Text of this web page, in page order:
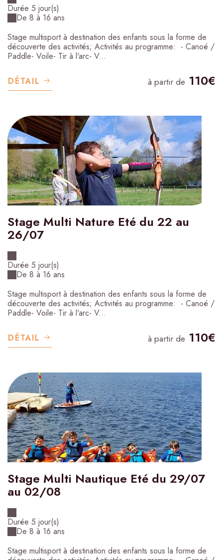
Durée 5 jour(s)
De 8 à 16 ans
Stage multisport à destination des enfants sous la forme de
découverte des activités; Activités au programme: - Canoé /
Paddle- Voile- Tir à l'arc- V...
DÉTAIL à partir de 110€
Stage Multi Nature Eté du 22 au
26/07
Durée 5 jour(s)
De 8 à 16 ans
Stage multisport à destination des enfants sous la forme de
découverte des activités; Activités au programme: - Canoé /
Paddle- Voile- Tir à l'arc- V...
DÉTAIL à partir de 110€
Stage Multi Nautique Eté du 29/07
au 02/08
Durée 5 jour(s)
De 8 à 16 ans
Stage multisport à destination des enfants sous la forme de